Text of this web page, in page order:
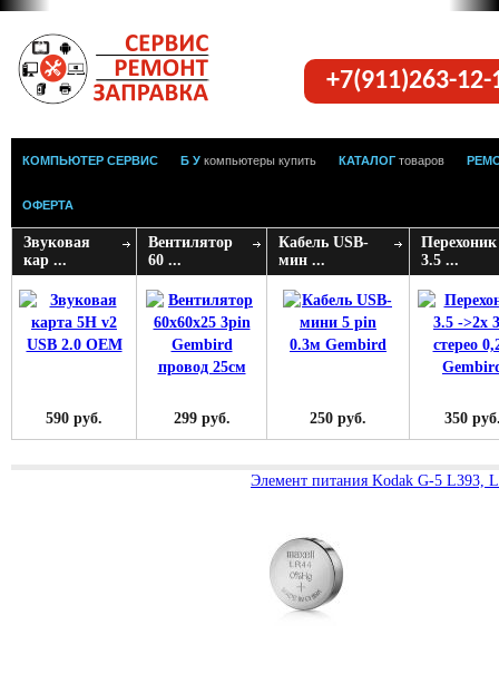
+7(911)263-
КОМПЬЮТЕР СЕРВИС Б У компьютеры купить КАТАЛОГ товаров
ОФЕРТА
Звуковая
кар ...
590 руб.
Вентилятор
60 ...
299 руб.
Кабель USB-
мин ...
250 руб.
Перехоник
3.5 ...
350
Элемент питания Kodak G-5 L393,